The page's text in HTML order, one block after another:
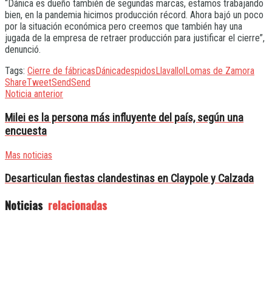
“Dánica es dueño también de segundas marcas, estamos trabajando
bien, en la pandemia hicimos producción récord. Ahora bajó un poco
por la situación económica pero creemos que también hay una
jugada de la empresa de retraer producción para justificar el cierre”,
denunció.
Tags: Cierre de fábricasDánicadespidosLlavallolLomas de Zamora
ShareTweetSendSend
Noticia anterior
Milei es la persona más influyente del país, según una
encuesta
Mas noticias
Desarticulan fiestas clandestinas en Claypole y Calzada
Noticias relacionadas